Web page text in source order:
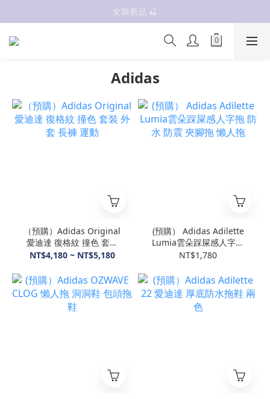
抗UV 50+防曬外套 $299🧊🧊
✨OWALA多款任選✨  點我看全部
抗UV 50+防曬外套 $299🧊🧊
Adidas
（預購）Adidas Original
愛迪達 復格紋 撞色 套裝
外套 長褲 運動
NT$4,180 ~ NT$5,180
(預購） Adidas Adilette
Lumia雲朵踩屎感人字拖
防水 防震 夾腳拖 懶人拖
NT$1,780